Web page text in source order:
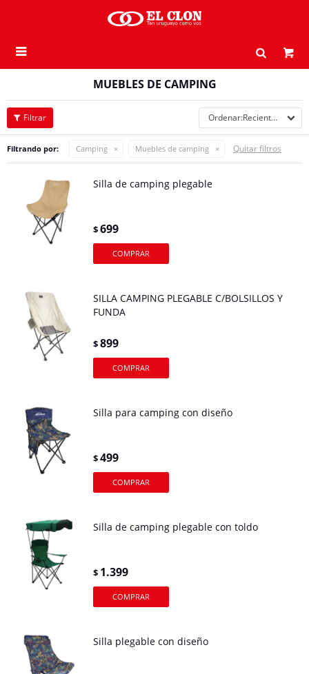

MUEBLES DE CAMPING
Recientes
Filtrando por: Camping Muebles de camping Quitar filtros
Silla de camping plegable
$699
SILLA CAMPING PLEGABLE C/BOLSILLOS Y
FUNDA
$899
Silla para camping con diseño
$499
Silla de camping plegable con toldo
$ 1.399
Silla plegable con diseño